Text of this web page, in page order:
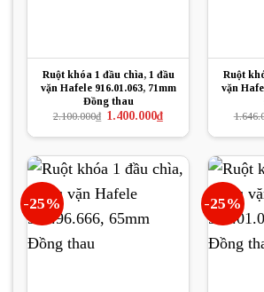
Ruột khóa 1 đầu chìa, 1 đầu
vặn Hafele 916.01.063, 71mm
Đồng thau
2.100.000₫ Giá
là:
1.400.000₫Giá
hiện
tại
1.400.000₫.
Ruột
vặn
-25% -25%